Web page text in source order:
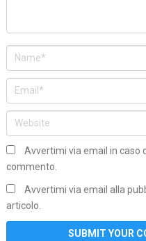
Avvertimi via email in caso
commento.
Avvertimi via email alla
articolo.